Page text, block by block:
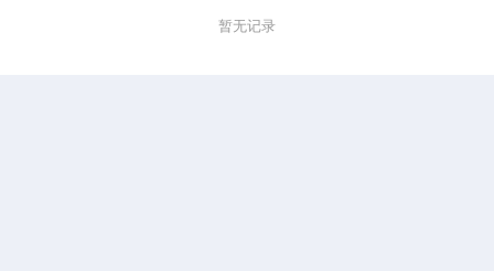
暂无记录